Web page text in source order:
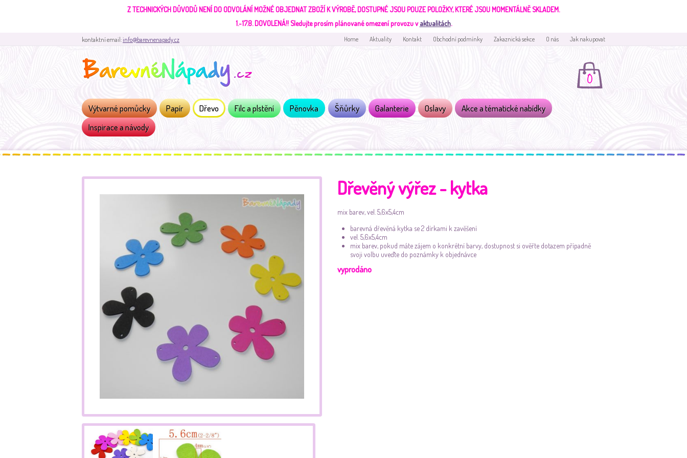
Z TECHNICKÝCH DŮVODŮ NENÍ DO ODVOLÁNÍ MOŽNÉ OBJEDNAT ZBOŽÍ K VÝROBĚ, DOSTUPNÉ JSOU POUZE POLOŽKY, KTERÉ JSOU MOMENTÁLNĚ SKLADEM.
1.-17.8. DOVOLENÁ!!Sledujte prosím plánované omezení provozu vaktualitách.
kontaktní email:info@barevnenapady.cz Home Aktuality Kontakt Obchodní podmínky Zakaznická sekce O nás Jak nakupovat
0
Výtvarné pomůcky Papír Dřevo Filc a plstění Pěnovka Šňůrky Galanterie Oslavy
Akce a tématické nabídky
Inspirace a návody
Dřevěný výřez - kytka
mix barev, vel. 5,6x5,4cm
barevná dřevěná kytka se 2 dírkami k zavěšení
vel. 5,6x5,4cm
mix barev, pokud máte zájem o konkrétní barvy, dostupnost si ověřte dotazem případně
svoji volbu uveďte do poznámky k objednávce
vyprodáno